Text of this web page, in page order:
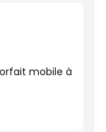
mobile à